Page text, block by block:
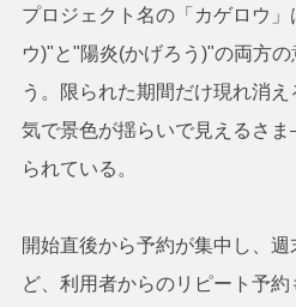
プロジェクト名の「カゲロウ」
ウ)"と"陽炎(かげろう)"の両方
う。限られた期間だけ現れ消
気で景色が揺らいで見えるさ
られている。
開始直後から予約が集中し、
ど、利用者からのリピート予